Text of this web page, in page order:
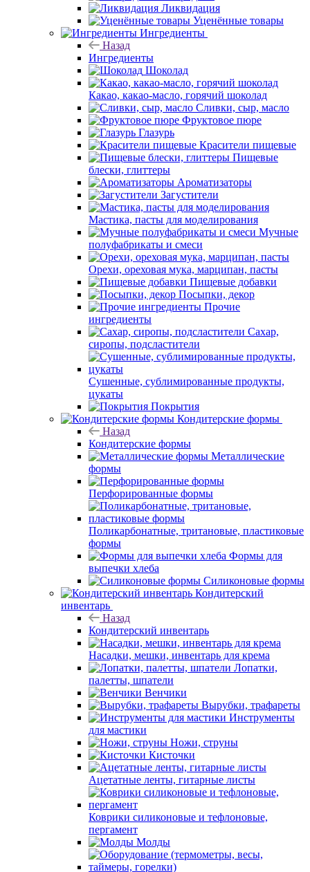
Ликвидация
Уценённые товары
Ингредиенты
Назад
Ингредиенты
Шоколад
Какао, какао-масло, горячий шоколад
Сливки, сыр, масло
Фруктовое пюре
Глазурь
Красители пищевые
Пищевые
блески, глиттеры
Ароматизаторы
Загустители
Мастика, пасты для моделирования
Мучные
полуфабрикаты и смеси
Орехи, ореховая мука, марципан, пасты
Пищевые добавки
Посыпки, декор
Прочие
ингредиенты
Сахар,
сиропы, подсластители
Сушенные, сублимированные продукты,
цукаты
Покрытия
Кондитерские формы
Назад
Кондитерские формы
Металлические
формы
Перфорированные формы
Поликарбонатные, тритановые, пластиковые
формы
Формы для
выпечки хлеба
Силиконовые формы
Кондитерский
инвентарь
Назад
Кондитерский инвентарь
Насадки, мешки, инвентарь для крема
Лопатки,
палетты, шпатели
Венчики
Вырубки, трафареты
Инструменты
для мастики
Ножи, струны
Кисточки
Ацетатные ленты, гитарные листы
Коврики силиконовые и тефлоновые,
пергамент
Молды